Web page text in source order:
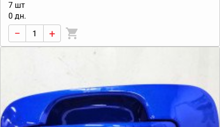
7 шт
0 дн.
− +